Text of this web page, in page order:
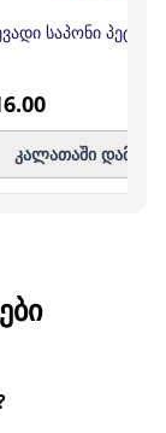
საპონი პეტი
კალათაში